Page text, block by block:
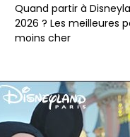
Quand partir à
2026 ? Les meilleures
moins cher